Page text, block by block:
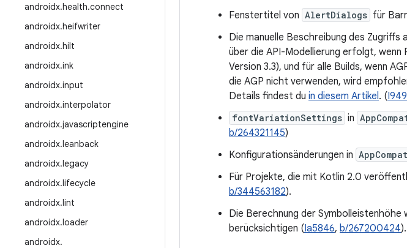
androidx.health.connect
androidx.heifwriter
androidx.hilt
androidx.ink
androidx.input
androidx.interpolator
androidx.javascriptengine
androidx.leanback
androidx.legacy
androidx.lifecycle
androidx.lint
androidx.loader
androidx.
Fenstertitel von AlertDialogs für
Die manuelle Beschreibung des
über die API-Modellierung erfolgt, wenn
Version 3.3), und für alle Builds, wenn
die AGP nicht verwenden, wird
Details findest du in diesem Artikel. (
fontVariationSettings in
b/264321145)
Konfigurationsänderungen in
Für Projekte, die mit Kotlin 2.0
b/344563182).
Die Berechnung der
berücksichtigen (Ia5846, b/267200424).